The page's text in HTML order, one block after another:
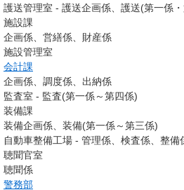
護送管理室 - 護送企画係、護送(第一係
施設課
企画係、営繕係、財産係
施設管理室
会計課
企画係、調度係、出納係
監査室 - 監査(第一係～第四係)
装備課
装備企画係、装備(第一係～第三係)
自動車整備工場 - 管理係、検査係、整備
聴聞官室
聴聞係
警務部